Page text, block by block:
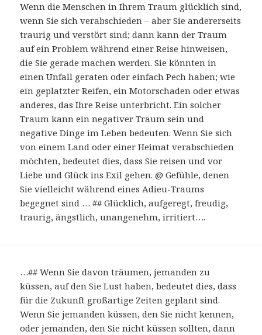
Wenn die Menschen in Ihrem Traum glücklich sind,
wenn Sie sich verabschieden – aber Sie andererseits
traurig und verstört sind; dann kann der Traum
auf ein Problem während einer Reise hinweisen,
die Sie gerade machen werden. Sie könnten in
einen Unfall geraten oder einfach Pech haben; wie
ein geplatzter Reifen, ein Motorschaden oder etwas
anderes, das Ihre Reise unterbricht. Ein solcher
Traum kann ein negativer Traum sein und
negative Dinge im Leben bedeuten. Wenn Sie sich
von einem Land oder einer Heimat verabschieden
möchten, bedeutet dies, dass Sie reisen und vor
Liebe und Glück ins Exil gehen. @ Gefühle, denen
Sie vielleicht während eines Adieu-Traums
begegnet sind … ## Glücklich, aufgeregt, freudig,
traurig, ängstlich, unangenehm, irritiert….
…## Wenn Sie davon träumen, jemanden zu
küssen, auf den Sie Lust haben, bedeutet dies, dass
für die Zukunft großartige Zeiten geplant sind.
Wenn Sie jemanden küssen, den Sie nicht kennen,
oder jemanden, den Sie nicht küssen sollten, dann